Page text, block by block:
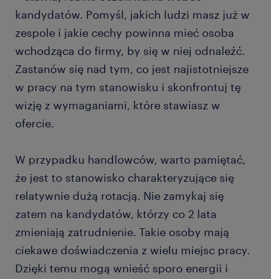
kandydatów. Pomyśl, jakich ludzi masz już w
zespole i jakie cechy powinna mieć osoba
wchodząca do firmy, by się w niej odnaleźć.
Zastanów się nad tym, co jest najistotniejsze
w pracy na tym stanowisku i skonfrontuj tę
wizję z wymaganiami, które stawiasz w
ofercie.
W przypadku handlowców, warto pamiętać,
że jest to stanowisko charakteryzujące się
relatywnie dużą rotacją. Nie zamykaj się
zatem na kandydatów, którzy co 2 lata
zmieniają zatrudnienie. Takie osoby mają
ciekawe doświadczenia z wielu miejsc pracy.
Dzięki temu mogą wnieść sporo energii i